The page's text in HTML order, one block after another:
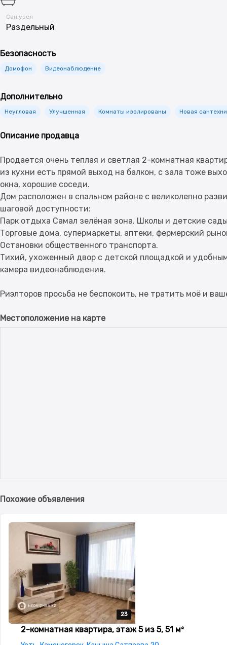
Сан.узел
Раздельный
Безопасность
Домофон Видеонаблюдение
Дополнительно
Неугловая Улучшенная Комнаты изолированы Новая
Описание продавца
Продается очень теплая и светлая 2-комнатная
из кухни есть прямой выход на балкон, с зала тоже
окна, хорошие соседи.
Дом расположен в спальном районе с великолепно
шаговой доступности:
Парк отдыха Самал зелёная зона. Школы и детские
Торговые дома. супермаркеты, аптеки, фермерский
Остановки общественного транспорта.
Тихий, ухоженный двор с детской площадкой и
камера видеонаблюдения.
Местоположение на карте
Похожие объявления
23
23
23
23
23
2-комнатная квартира, этаж 5 из 5, 51 м²